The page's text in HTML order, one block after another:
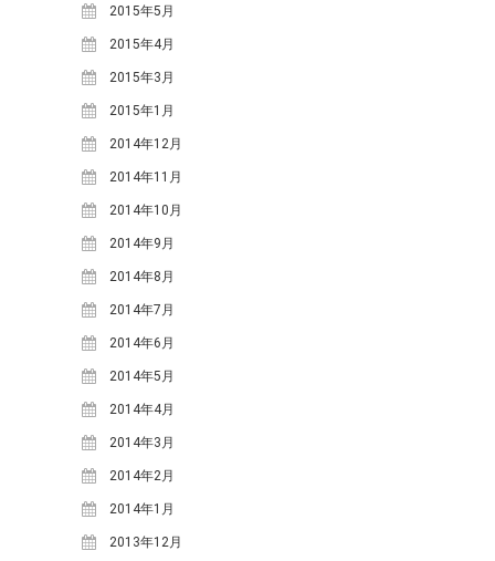
2013年6月(5)
2013年5月(2)
2013年4月(4)
2013年3月(1)
2013年2月(1)
2013年1月(3)
2012年12月(1)
2012年11月(5)
2012年9月(1)
FACEBOOK
2015年5月
2015年4月
2015年3月
2015年1月
2014年12月
2014年11月
2014年10月
2014年9月
2014年8月
2014年7月
2014年6月
2014年5月
2014年4月
2014年3月
2014年2月
2014年1月
2013年12月